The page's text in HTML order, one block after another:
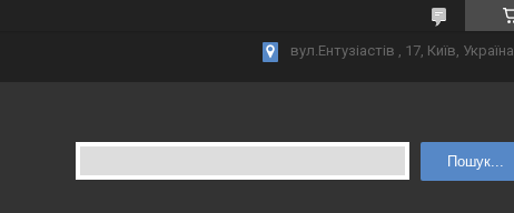
вул.Ентузіастів , 17, Київ, Україна
Пошук...